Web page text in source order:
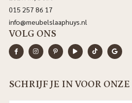
015 257 86 17
info@meubelslaaphuys.nl
VOLG ONS
SCHRIJF JE IN VOOR ONZE